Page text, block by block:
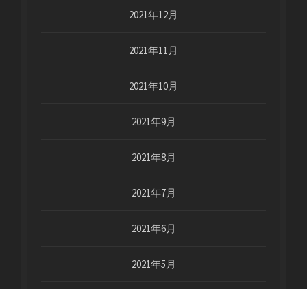
2021年12月
2021年11月
2021年10月
2021年9月
2021年8月
2021年7月
2021年6月
2021年5月